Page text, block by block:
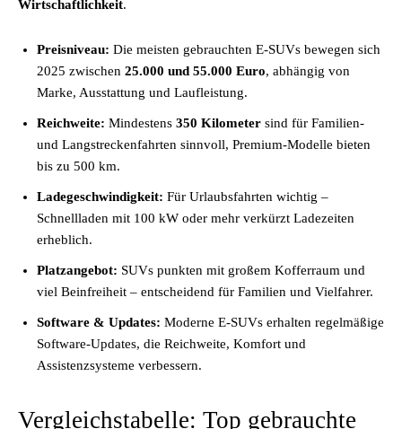
Wirtschaftlichkeit.
Preisniveau: Die meisten gebrauchten E-SUVs bewegen sich
2025 zwischen 25.000 und 55.000 Euro, abhängig von
Marke, Ausstattung und Laufleistung.
Reichweite: Mindestens 350 Kilometer sind für Familien-
und Langstreckenfahrten sinnvoll, Premium-Modelle bieten
bis zu 500 km.
Ladegeschwindigkeit: Für Urlaubsfahrten wichtig –
Schnellladen mit 100 kW oder mehr verkürzt Ladezeiten
erheblich.
Platzangebot: SUVs punkten mit großem Kofferraum und
viel Beinfreiheit – entscheidend für Familien und Vielfahrer.
Software & Updates: Moderne E-SUVs erhalten regelmäßige
Software-Updates, die Reichweite, Komfort und
Assistenzsysteme verbessern.
Vergleichstabelle: Top gebrauchte